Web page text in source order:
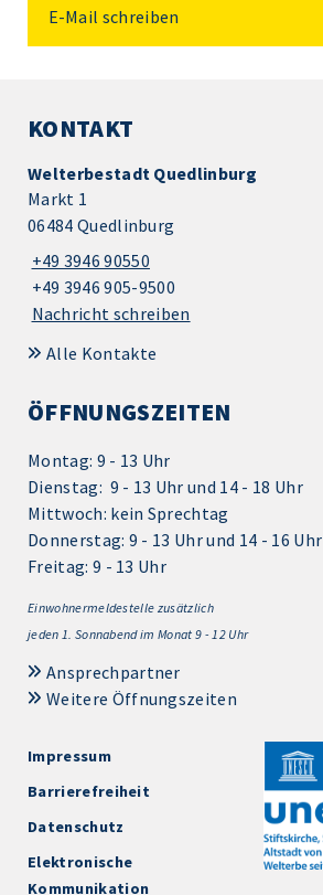
E-Mail schreiben
KONTAKT
Welterbestadt Quedlinburg
Markt 1
06484 Quedlinburg
+49 3946 90550
+49 3946 905-9500
Nachricht schreiben
Alle Kontakte
ÖFFNUNGSZEITEN
Montag: 9 - 13 Uhr
Dienstag: 9 - 13 Uhr und 14 - 18 Uhr
Mittwoch: kein Sprechtag
Donnerstag: 9 - 13 Uhr und 14 - 16 Uhr
Freitag: 9 - 13 Uhr
Einwohnermeldestelle zusätzlich
jeden 1. Sonnabend im Monat 9 - 12 Uhr
Ansprechpartner
Weitere Öffnungszeiten
Impressum
Barrierefreiheit
Datenschutz
Elektronische
Kommunikation